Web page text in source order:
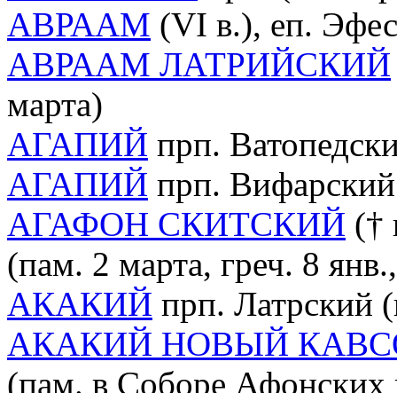
АВРААМ (VI в.), еп.
АВРААМ ЛАТРИЙСКИЙ
марта)
АГАПИЙ прп.
АГАПИЙ прп.
АГАФОН СКИТСКИЙ (†
(пам. 2 марта, греч. 8
АКАКИЙ прп. Латрский
АКАКИЙ НОВЫЙ
(пам. в Соборе Афонских